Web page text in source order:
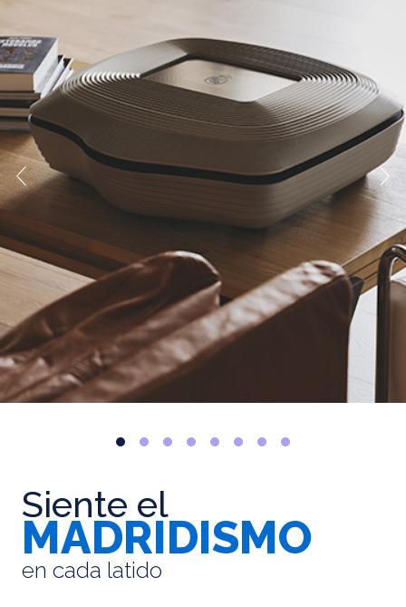
Siente el
MADRIDISMO
en cada latido